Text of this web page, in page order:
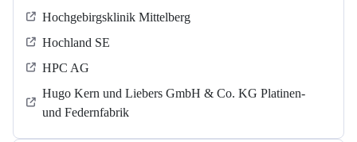
Hochgebirgsklinik Mittelberg
Hochland SE
HPC AG
Hugo Kern und Liebers GmbH & Co. KG Platinen-
und Federnfabrik